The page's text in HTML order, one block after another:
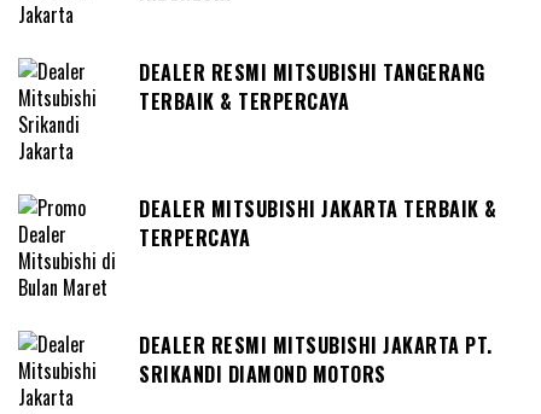
DEALER RESMI MITSUBISHI TANGERANG
TERBAIK & TERPERCAYA
DEALER MITSUBISHI JAKARTA TERBAIK &
TERPERCAYA
DEALER RESMI MITSUBISHI JAKARTA PT.
SRIKANDI DIAMOND MOTORS